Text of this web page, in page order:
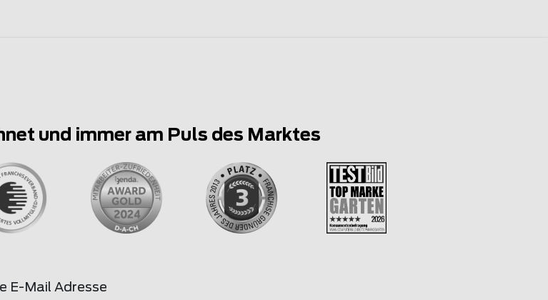
und immer am Puls des Marktes
E-Mail Adresse